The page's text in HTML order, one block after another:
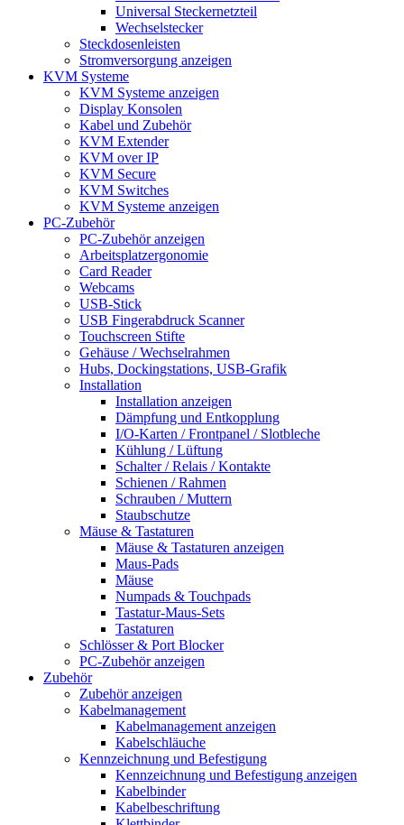
Universal Steckernetzteil
Wechselstecker
Steckdosenleisten
Stromversorgung anzeigen
KVM Systeme
KVM Systeme anzeigen
Display Konsolen
Kabel und Zubehör
KVM Extender
KVM over IP
KVM Secure
KVM Switches
KVM Systeme anzeigen
PC-Zubehör
PC-Zubehör anzeigen
Arbeitsplatzergonomie
Card Reader
Webcams
USB-Stick
USB Fingerabdruck Scanner
Touchscreen Stifte
Gehäuse / Wechselrahmen
Hubs, Dockingstations, USB-Grafik
Installation
Installation anzeigen
Dämpfung und Entkopplung
I/O-Karten / Frontpanel / Slotbleche
Kühlung / Lüftung
Schalter / Relais / Kontakte
Schienen / Rahmen
Schrauben / Muttern
Staubschutze
Mäuse & Tastaturen
Mäuse & Tastaturen anzeigen
Maus-Pads
Mäuse
Numpads & Touchpads
Tastatur-Maus-Sets
Tastaturen
Schlösser & Port Blocker
PC-Zubehör anzeigen
Zubehör
Zubehör anzeigen
Kabelmanagement
Kabelmanagement anzeigen
Kabelschläuche
Kennzeichnung und Befestigung
Kennzeichnung und Befestigung anzeigen
Kabelbinder
Kabelbeschriftung